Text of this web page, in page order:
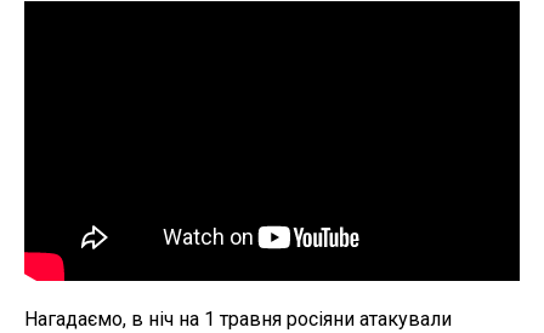
Нагадаємо, в ніч на 1 травня росіяни атакували